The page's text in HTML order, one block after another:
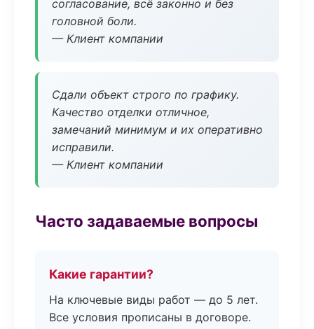
согласование, всё законно и без
головной боли.
— Клиент компании
Сдали объект строго по графику.
Качество отделки отличное,
замечаний минимум и их оперативно
исправили.
— Клиент компании
Часто задаваемые вопросы
Какие гарантии?
На ключевые виды работ — до 5 лет.
Все условия прописаны в договоре.